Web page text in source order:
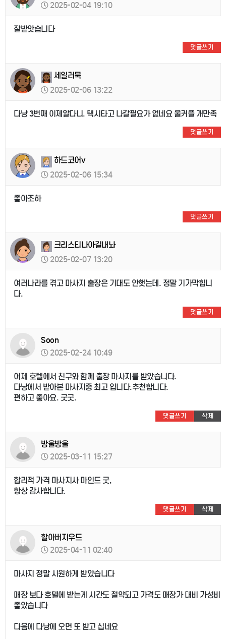
2025-02-04 19:10
잘받앗습니다
댓글쓰기
세일러묵
2025-02-06 13:22
다낭 3번째 이제알다니. 택시타고 나갈필요가 없네요 울커플 개만족
댓글쓰기
하드코어v
2025-02-06 15:34
좋아조하
댓글쓰기
크리스티나아길내놔
2025-02-07 13:20
여러나라를 겪고 마사지 출장은 기대도 안햇는데. 정말 기가막힙니
다.
댓글쓰기
Soon
2025-02-24 10:49
어제 호텔에서 친구와 함께 출장 마사지를 받았습니다.
다낭에서 받아본 마사지중 최고 입니다.추천합니다.
편하고 좋아요. 굿굿.
댓글쓰기 삭제
방울방울
2025-03-11 15:27
합리적 가격 마사지사 마인드 굿,
항상 감사합니다.
댓글쓰기 삭제
할아버지우드
2025-04-11 02:40
마사지 정말 시원하게 받았습니다
매장 보다 호텔에 받는게 시간도 절약되고 가격도 매장가 대비 가성비
좋았습니다
다음에 다낭에 오면 또 받고 십네요